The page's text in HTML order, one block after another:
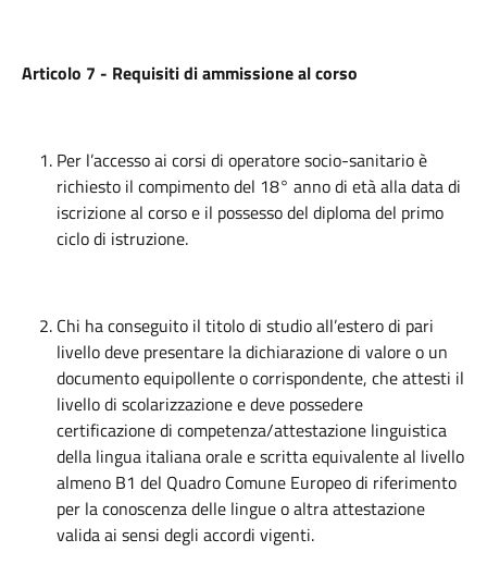
Articolo 7 - Requisiti di ammissione al corso
Per l’accesso ai corsi di operatore socio-sanitario è
richiesto il compimento del 18° anno di età alla data di
iscrizione al corso e il possesso del diploma del primo
ciclo di istruzione.
Chi ha conseguito il titolo di studio all’estero di pari
livello deve presentare la dichiarazione di valore o un
documento equipollente o corrispondente, che attesti il
livello di scolarizzazione e deve possedere
certificazione di competenza/attestazione linguistica
della lingua italiana orale e scritta equivalente al livello
almeno B1 del Quadro Comune Europeo di riferimento
per la conoscenza delle lingue o altra attestazione
valida ai sensi degli accordi vigenti.